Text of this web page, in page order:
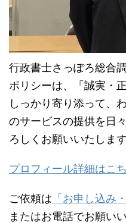
行政書士さっぽろ総合
ポリシーは、「誠実・
しっかり寄り添って、
のサービスの提供を日
ろしくお願いいたします
プロフィール詳細はこ
ご依頼は 「お申し込み
またはお電話でお願い